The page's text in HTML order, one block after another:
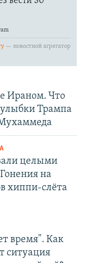
Ираном. Что
Трампа
целыми
на
хиппи-слёта
время". Как
ситуация